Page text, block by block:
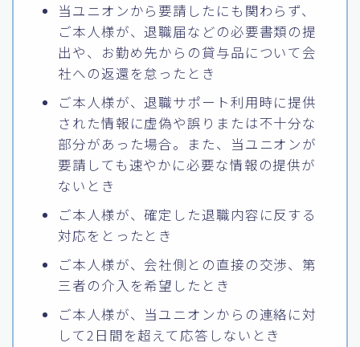
当ユニオンから要請したにも関わらず、
ご本人様が、退職届などの必要書類の提
出や、お勤め先からの貸与品について会
社への返還を怠ったとき
ご本人様が、退職サポート利用時に提供
された情報に虚偽や誤りまたは不十分な
部分があった場合。また、当ユニオンが
要請しても速やかに必要な情報の提供が
ないとき
ご本人様が、確定した退職内容に反する
対応をとったとき
ご本人様が、会社側との直接の交渉、第
三者の介入を希望したとき
ご本人様が、当ユニオンからの連絡に対
して2日間を超えて応答しないとき